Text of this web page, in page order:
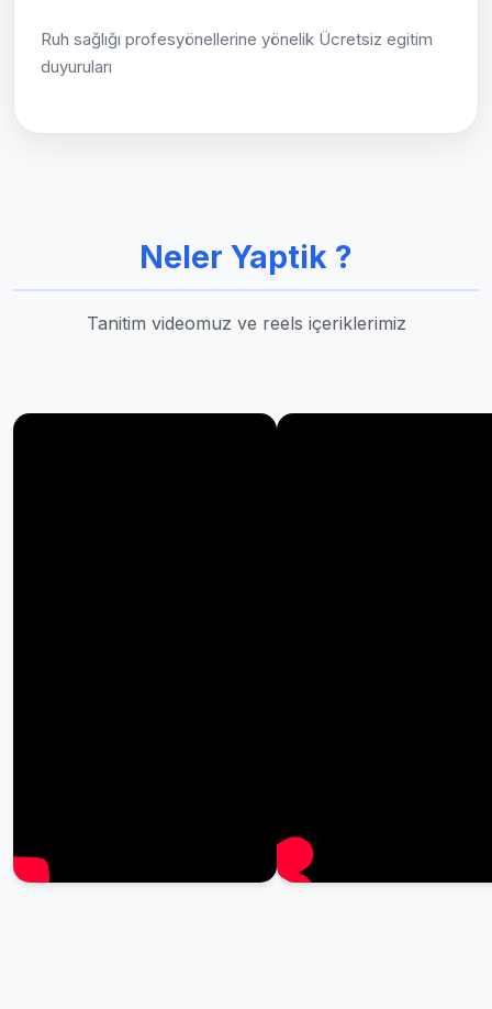
Ruh sağlığı profesyönellerine yönelik Ücretsiz egitim
duyuruları
Neler Yaptik ?
Tanitim videomuz ve reels içeriklerimiz